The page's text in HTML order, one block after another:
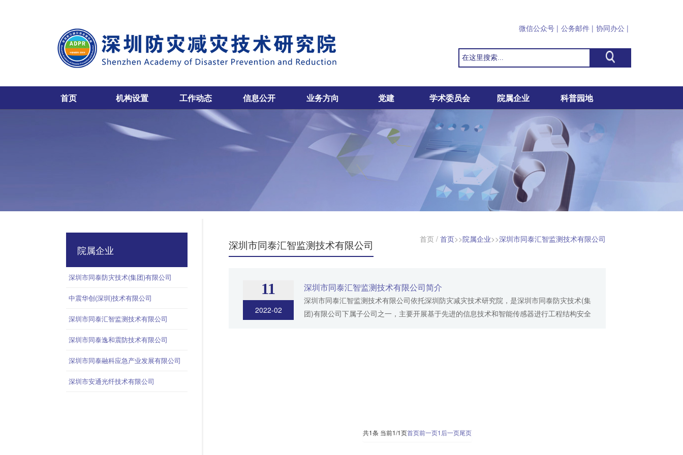
协同办公 |
公务邮件 |
微信公众号 |
首页 机构设置 工作动态 信息公开 业务方向 党建 学术委员会 院属企业 科普园地
院属企业
深圳市同泰防灾技术(集团)有限公司
中震华创(深圳)技术有限公司
深圳市同泰汇智监测技术有限公司
深圳市同泰逸和震防技术有限公司
深圳市同泰融科应急产业发展有限公司
深圳市安通光纤技术有限公司
深圳市同泰汇智监测技术有限公司 首页 / 首页>>院属企业>>深圳市同泰汇智监测技术有限公司
11
2022-02
深圳市同泰汇智监测技术有限公司简介
深圳市同泰汇智监测技术有限公司依托深圳防灾减灾技术研究院，是深圳市同泰防灾技术(集
团)有限公司下属子公司之一，主要开展基于先进的信息技术和智能传感器进行工程结构安全
共1条 当前1/1页首页前一页1 后一页尾页